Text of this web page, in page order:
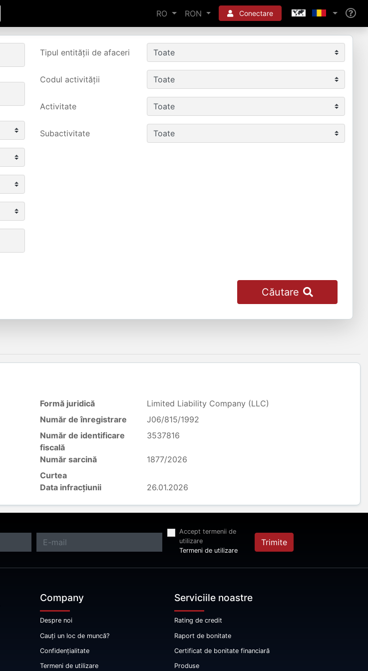
RO RON Conectare
Tipul entității de afaceri
Codul activității
Activitate
Subactivitate
Căutare
Formă juridică
Limited Liability Company (LLC)
Număr de înregistrare
J06/815/1992
Număr de identificare
fiscală
3537816
Număr sarcină
1877/2026
Curtea
Data infracțiunii
26.01.2026
Accept termenii de
utilizare
Termeni de utilizare
Trimite
Company
Despre noi
Cauți un loc de muncă?
Confidențialitate
Termeni de utilizare
Serviciile noastre
Rating de credit
Raport de bonitate
Certificat de bonitate financiară
Produse